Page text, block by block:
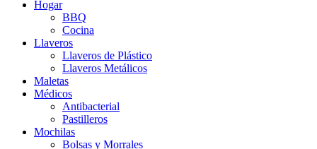
Hogar
BBQ
Cocina
Llaveros
Llaveros de Plástico
Llaveros Metálicos
Maletas
Médicos
Antibacterial
Pastilleros
Mochilas
Bolsas y Morrales